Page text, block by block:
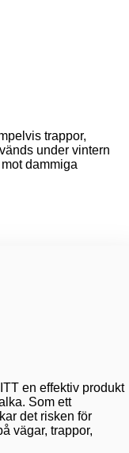
trappor,
under vintern
dammiga
en effektiv produkt
Som ett
det risken för
vägar, trappor,